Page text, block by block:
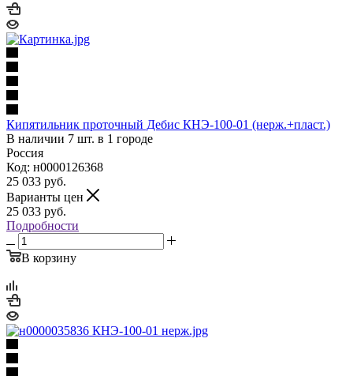
Кипятильник проточный Дебис КНЭ-100-01 (нерж.+пласт.)
В наличии 7 шт. в 1 городе
Россия
Код: н0000126368
25 033 руб.
Варианты цен
25 033 руб.
Подробности
В корзину